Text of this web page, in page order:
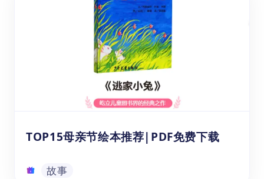
《现代汉语常用汉字表3500字》这份精心编
辑的免费汉字词表PDF涵盖了现代汉语中最常
用和基础的3500个汉字，每个汉字不仅给出
了准确的读音拼音，还列举了常见的词语组
合,让学习者在记忆字形的同时，也能学会如
何运用这些字构建词汇。可供各位家长和老师
想要让3-15岁的幼儿或中小学生学习掌握基础
的汉字，拓展词汇量，为提升阅读理解和语言
份常用汉字表吧！
TOP15母亲节绘本推荐|PDF免费下载
故事